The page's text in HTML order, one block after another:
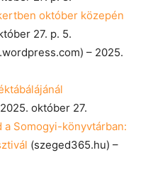
október közepén
27. p. 5.
– 2025.
október 27.
a Somogyi-könyvtárban:
(szeged365.hu) –